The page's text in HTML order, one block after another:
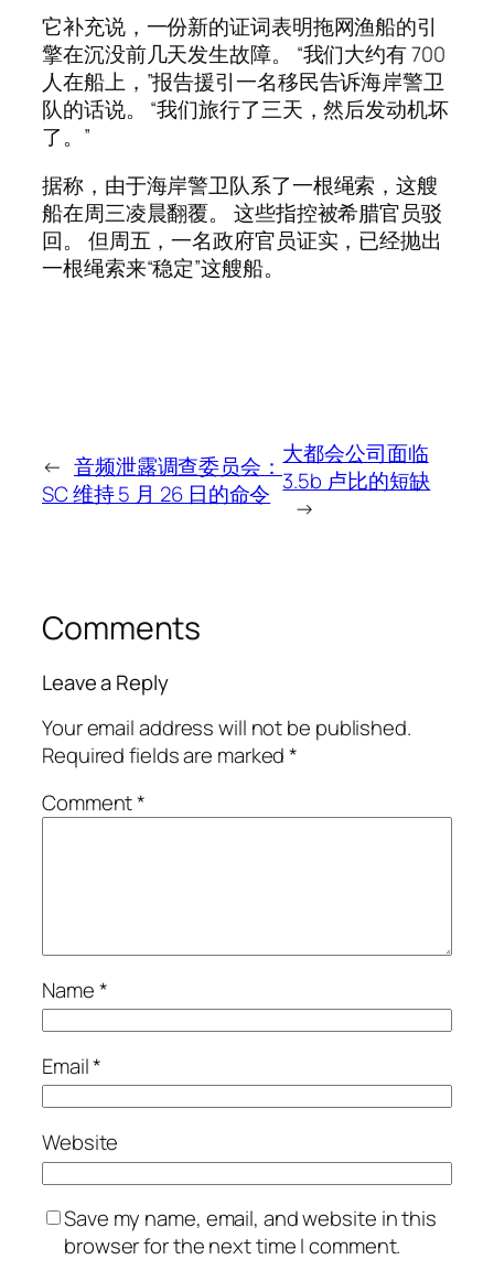
它补充说，一份新的证词表明拖网渔船的引
擎在沉没前几天发生故障。 “我们大约有 700
人在船上，”报告援引一名移民告诉海岸警卫
队的话说。 “我们旅行了三天，然后发动机坏
了。”
据称，由于海岸警卫队系了一根绳索，这艘
船在周三凌晨翻覆。 这些指控被希腊官员驳
回。 但周五，一名政府官员证实，已经抛出
一根绳索来“稳定”这艘船。
← 音频泄露调查委员会：
SC 维持 5 月 26 日的命令
大都会公司面临
3.5b 卢比的短缺
→
Comments
Leave a Reply
Your email address will not be published.
Required fields are marked*
Comment*
Name*
Email*
Website
Save my name, email, and website in this
browser for the next time I comment.